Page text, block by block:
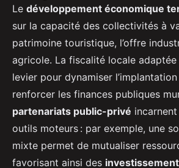
Le développement économique
sur la capacité des collectivités à
patrimoine touristique, l’offre
agricole. La fiscalité locale
levier pour dynamiser l’implantation
renforcer les finances publiques
partenariats public-privé
outils moteurs : par exemple, une
mixte permet de mutualiser
favorisant ainsi des